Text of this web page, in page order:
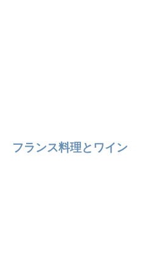
フランス料理とワイン